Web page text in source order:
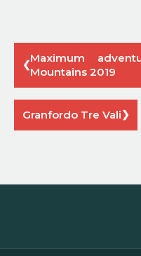
Maximum
Mountains 2019
Granfordo Tre Vali